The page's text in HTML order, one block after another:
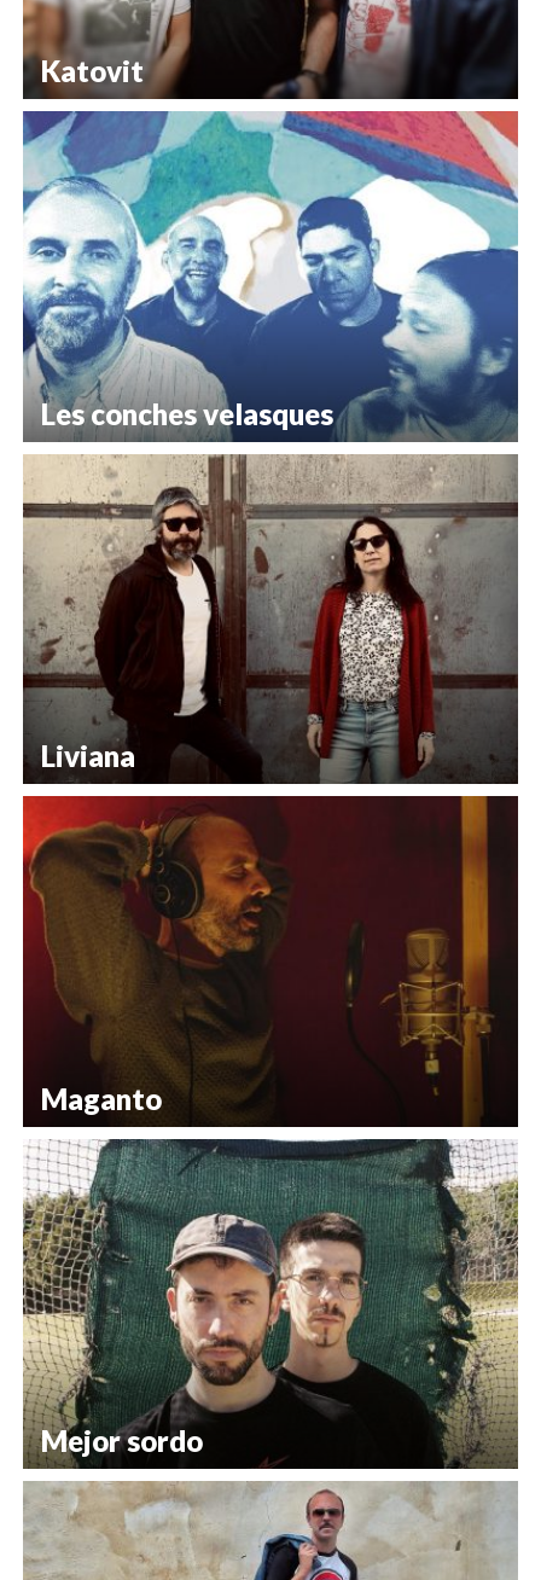
Katovit
Les conches velasques
Liviana
Maganto
Mejor sordo